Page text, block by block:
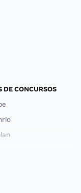
DE CONCURSOS